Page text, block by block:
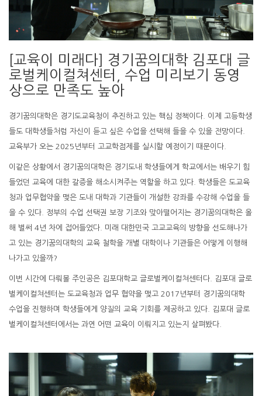
[교육이 미래다] 경기꿈의대학 김포대 글
로벌케이컬쳐센터, 수업 미리보기 동영
상으로 만족도 높아
경기꿈의대학은 경기도교육청이 추진하고 있는 핵심 정책이다. 이제 고등학생
들도 대학생들처럼 자신이 듣고 싶은 수업을 선택해 들을 수 있을 전망이다.
교육부가 오는 2025년부터 고교학점제를 실시할 예정이기 때문이다.
이같은 상황에서 경기꿈의대학은 경기도내 학생들에게 학교에서는 배우기 힘
들었던 교육에 대한 갈증을 해소시켜주는 역할을 하고 있다. 학생들은 도교육
청과 업무협약을 맺은 도내 대학과 기관들이 개설한 강좌를 수강해 수업을 들
을 수 있다. 정부의 수업 선택권 보장 기조와 맞아떨어지는 경기꿈의대학은 올
해 벌써 4년 차에 접어들었다. 미래 대한민국 고교교육의 방향을 선도해나가
고 있는 경기꿈의대학의 교육 철학을 개별 대학이나 기관들은 어떻게 이행해
나가고 있을까?
이번 시간에 다뤄볼 주인공은 김포대학교 글로벌케이컬쳐센터다. 김포대 글로
벌케이컬쳐센터는 도교육청과 업무 협약을 맺고 2017년부터 경기꿈의대학
수업을 진행하며 학생들에게 양질의 교육 기회를 제공하고 있다. 김포대 글로
벌케이컬쳐센터에서는 과연 어떤 교육이 이뤄지고 있는지 살펴봤다.